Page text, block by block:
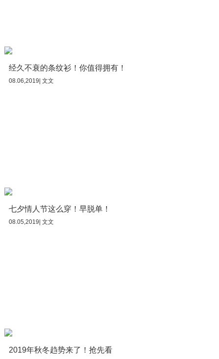
经久不衰的条纹衫！你值得拥有！
08.06,2019| 文文
七夕情人节这么穿！早脱单！
08.05,2019| 文文
2019年秋冬趋势来了！抢先看